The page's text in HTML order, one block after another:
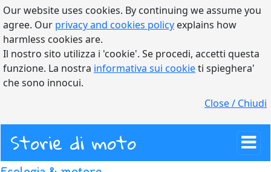
Our website uses cookies. By continuing we assume you
agree. Our privacy and cookies policy explains how
harmless cookies are.
Il nostro sito utilizza i 'cookie'. Se procedi, accetti questa
funzione. La nostra informativa sui cookieti spieghera'
che sono innocui.
Close / Chiudi
Storie di moto